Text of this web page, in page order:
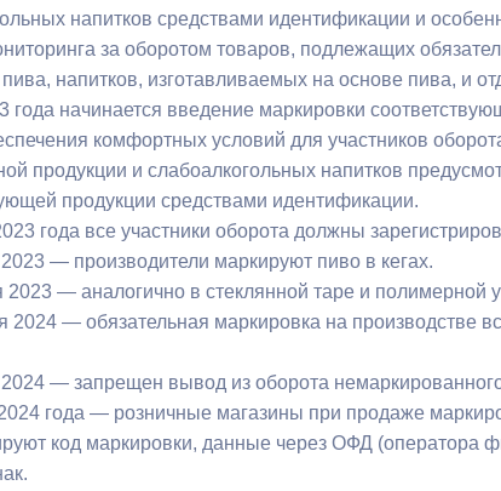
напитков средствами идентификации и
за оборотом товаров, подлежащих
напитков, изготавливаемых на основе пива, и
года начинается введение маркировки
комфортных условий для участников
продукции и слабоалкогольных напитков
продукции средствами идентификации.
года все участники оборота должны
— производители маркируют пиво в кегах.
2023 — аналогично в стеклянной таре и полимерной
2024 — обязательная маркировка на производстве
— запрещен вывод из оборота
года — розничные магазины при продаже
код маркировки, данные через ОФД (оператора